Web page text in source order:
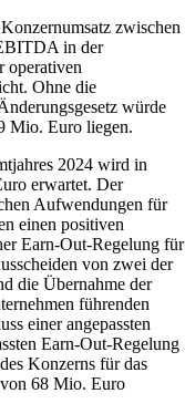
zwischen
in der
operativen
Ohne die
würde
Mio. Euro liegen.
2024 wird in
erwartet. Der
Aufwendungen für
einen positiven
Earn-Out-Regelung für
von zwei der
die Übernahme der
führenden
einer angepassten
Earn-Out-Regelung
Konzerns für das
68 Mio. Euro